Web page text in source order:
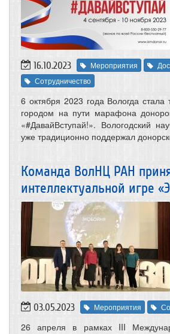
16.10.2023 Мероприятия
Сотрудничество
6 октября 2023 года Вологда стала
городом на пути марафона
«#ДавайВступай!». Вологодский
уже традиционно поддержал
Команда ВолНЦ РАН
интеллектуальной игре
03.05.2023 Мероприятия
26 апреля в рамках III